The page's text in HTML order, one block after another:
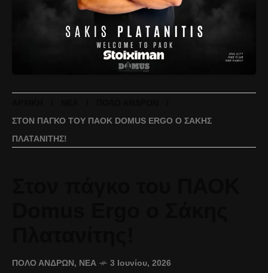
ΣΤΟΝ ΠΆΓΚΟ ΤΟΥ ΠΑΟΚ DOMUS ERGO Ο ΣΆΚΗΣ
ΠΛΑΤΑΝΊΤΗΣ!
ΠΌΛΟ ΑΝΔΡΏΝ, ΝΈΑ 3 Ιουνίου, 2026